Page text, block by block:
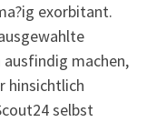
exorbitant.
machen,
hinsichtlich
selbst